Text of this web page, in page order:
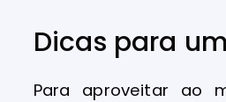
Dicas para
Para aproveitar ao